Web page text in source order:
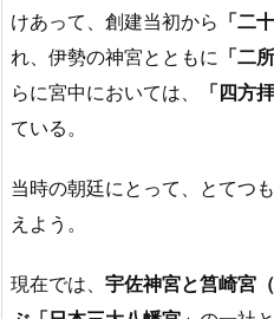
けあって、創建当初から 「二
れ、伊勢の神宮とともに 「二
らに宮中においては、
「四方拝
ている。
当時の朝廷にとって、とてつ
えよう。
現在では、 宇佐神宮と筥崎宮